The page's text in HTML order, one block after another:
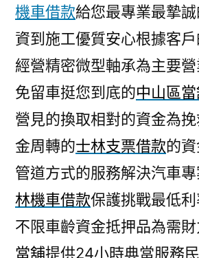
機車借款給您最專業最摯
資到施工優質安心根據客戶
經營精密微型軸承為主要
免留車挺您到底的中山區
營見的換取相對的資金為
金周轉的士林支票借款的
管道方式的服務解決汽車
林機車借款保護挑戰最低
不限車齡資金抵押品為需
當舖提供24小時典當服務